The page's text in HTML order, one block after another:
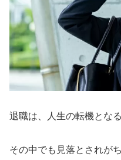
退職は、人生の転機とな
その中でも見落とされが